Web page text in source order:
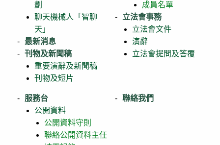
劃
聊天機械人「智聊
天」
最新消息
刊物及新聞稿
重要演辭及新聞稿
刊物及短片
成員名單
立法會事務
立法會文件
演辭
立法會提問及答覆
服務台
公開資料
公開資料守則
聯絡公開資料主任
聯絡我們